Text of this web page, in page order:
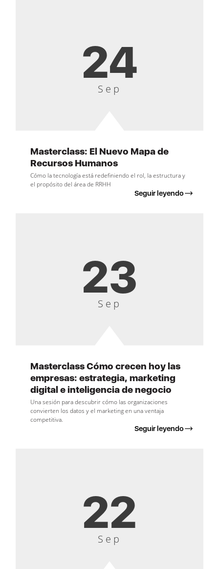
24
Sep
Masterclass: El Nuevo Mapa de
Recursos Humanos
Cómo la tecnología está redefiniendo el rol, la estructura y
el propósito del área de RRHH
Seguir leyendo
23
Sep
Masterclass Cómo crecen hoy las
empresas: estrategia, marketing
digital e inteligencia de negocio
Una sesión para descubrir cómo las organizaciones
convierten los datos y el marketing en una ventaja
competitiva.
Seguir leyendo
22
Sep